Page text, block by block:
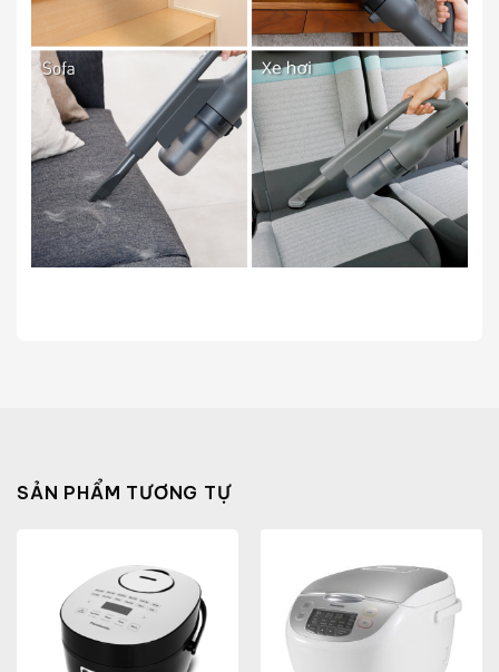
SẢN PHẨM TƯƠNG TỰ